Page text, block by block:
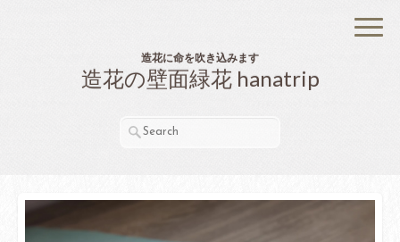
造花に命を吹き込みます
造花の壁面緑花 hanatrip